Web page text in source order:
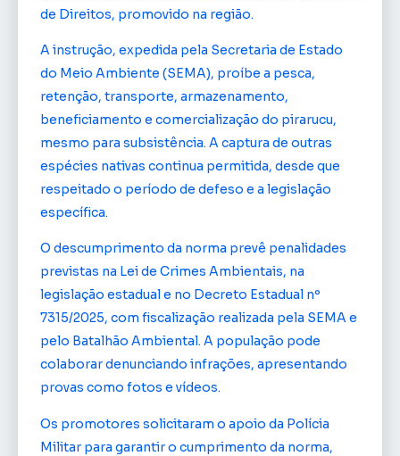
de Direitos, promovido na região.
A instrução, expedida pela Secretaria de Estado
do Meio Ambiente (SEMA), proíbe a pesca,
retenção, transporte, armazenamento,
beneficiamento e comercialização do pirarucu,
mesmo para subsistência. A captura de outras
espécies nativas continua permitida, desde que
respeitado o período de defeso e a legislação
específica.
O descumprimento da norma prevê penalidades
previstas na Lei de Crimes Ambientais, na
legislação estadual e no Decreto Estadual nº
7315/2025, com fiscalização realizada pela SEMA e
pelo Batalhão Ambiental. A população pode
colaborar denunciando infrações, apresentando
provas como fotos e vídeos.
Os promotores solicitaram o apoio da Polícia
Militar para garantir o cumprimento da norma,